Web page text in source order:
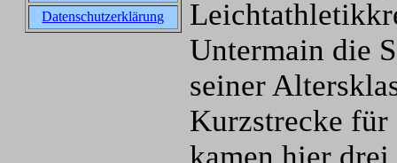
Datenschutzerklärung
Untermain die
seiner
Kurzstrecke für